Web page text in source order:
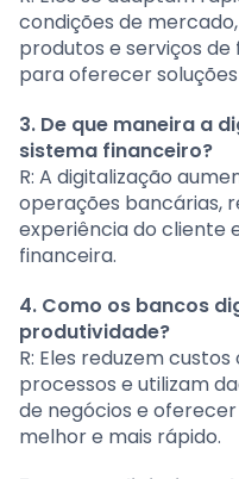
condições de
produtos e serviços
para oferecer
3. De que maneira a
sistema financeiro?
R: A digitalização
operações bancárias,
experiência do cliente
financeira.
4. Como os bancos
produtividade?
R: Eles reduzem
processos e utilizam
de negócios e
melhor e mais rápido.